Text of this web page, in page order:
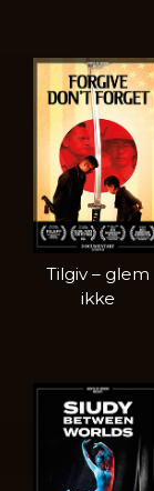
Tilgiv – glem
ikke